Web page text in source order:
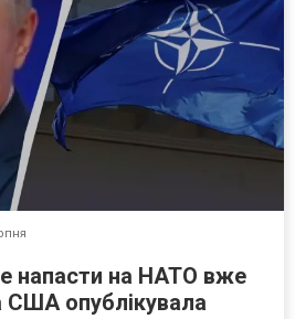
напасти на НАТО вже
США опублікувала